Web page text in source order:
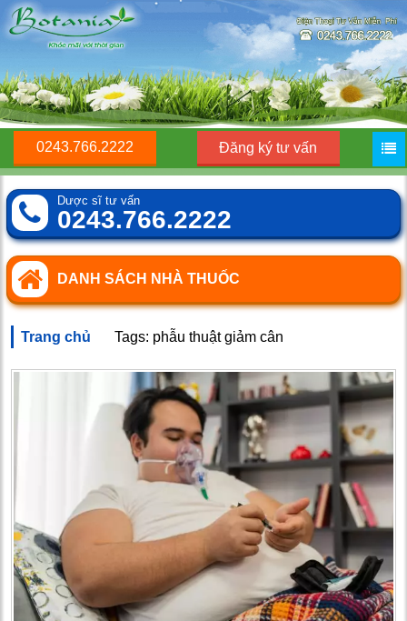
0243.766.2222 Đăng ký tư vấn
Dược sĩ tư vấn
0243.766.2222
DANH SÁCH NHÀ THUỐC
Trang chủ Tags: phẫu thuật giảm cân